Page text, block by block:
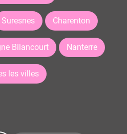
Suresnes Charenton
Bilancourt Nanterre
les villes